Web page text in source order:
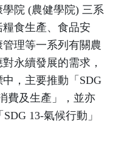
院 (農健學院) 三系
食生產、食品安
理等一系列有關農
永續發展的需求，
，主要推動「SDG
費及生產」，並亦
13-氣候行動」